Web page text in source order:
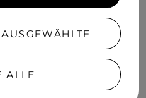
ALLE